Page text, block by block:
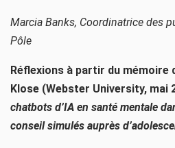
Marcia Banks, Coordinatrice des
Pôle
Réflexions à partir du mémoire
Klose (Webster University, mai
chatbots d’IA en santé mentale
conseil simulés auprès